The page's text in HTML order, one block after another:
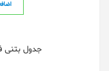
جدول بتنی